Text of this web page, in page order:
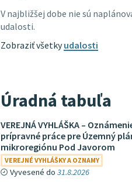
V najbližšej dobe nie sú
udalosti.
Zobraziť všetkyudalosti
Úradná tabuľa
VEREJNÁ VYHLÁŠKA –
prípravné práce pre Územný
mikroregiónu Pod Javorom
VEREJNÉ VYHLÁŠKY A OZNAMY
Vyvesené do 31.8.2026